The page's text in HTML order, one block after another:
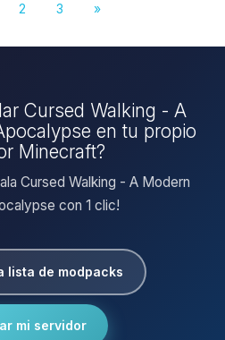
2 3 »
Cursed Walking - A
en tu propio
Minecraft?
Cursed Walking - A Modern
con 1 clic!
lista de modpacks
mi servidor